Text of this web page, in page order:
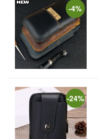
-4%
-24%